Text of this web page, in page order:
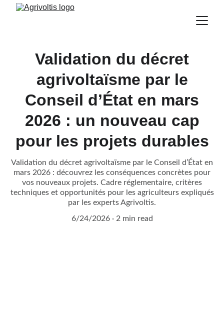
Validation du décret
agrivoltaïsme par le
Conseil d’État en mars
2026 : un nouveau cap
pour les projets durables
Validation du décret agrivoltaïsme par le Conseil d’État en
mars 2026 : découvrez les conséquences concrètes pour
vos nouveaux projets. Cadre réglementaire, critères
techniques et opportunités pour les agriculteurs expliqués
par les experts Agrivoltis.
6/24/2026
2 min read